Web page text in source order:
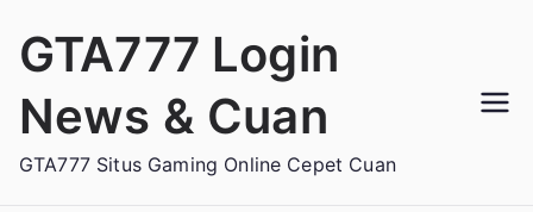
GTA777 Login
News & Cuan
GTA777 Situs Gaming Online Cepet Cuan